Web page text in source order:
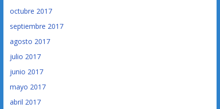
octubre 2017
septiembre 2017
agosto 2017
julio 2017
junio 2017
mayo 2017
abril 2017